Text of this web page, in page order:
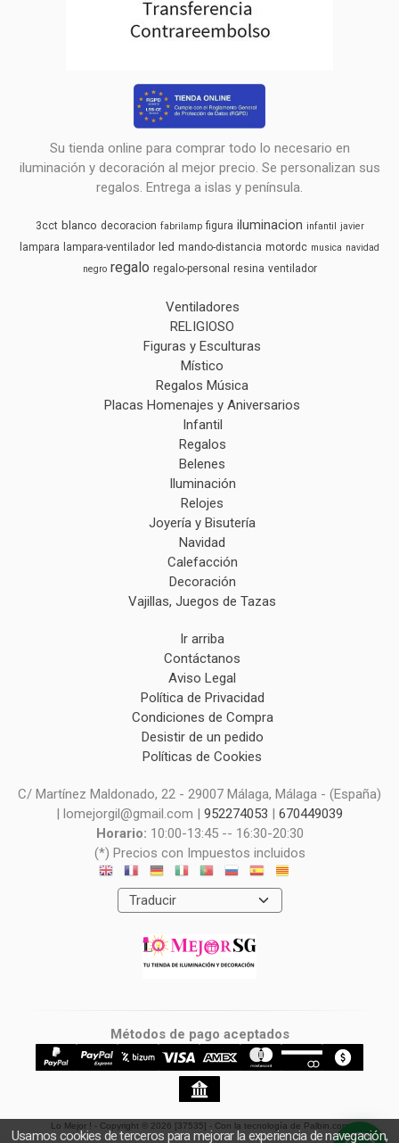
Su tienda online para comprar todo lo necesario en
iluminación y decoración al mejor precio. Se personalizan sus
regalos. Entrega a islas y península.
3cct blanco decoracion fabrilamp figura iluminacion infantil javier
lampara lampara-ventilador led mando-distancia motordc musica navidad
negro regalo regalo-personal resina ventilador
Ventiladores
RELIGIOSO
Figuras y Esculturas
Místico
Regalos Música
Placas Homenajes y Aniversarios
Infantil
Regalos
Belenes
Iluminación
Relojes
Joyería y Bisutería
Navidad
Calefacción
Decoración
Vajillas, Juegos de Tazas
Ir arriba
Contáctanos
Aviso Legal
Política de Privacidad
Condiciones de Compra
Desistir de un pedido
Políticas de Cookies
C/ Martínez Maldonado, 22 - 29007 Málaga, Málaga - (España)
| lomejorgil@gmail.com | 952274053 | 670449039
Horario: 10:00-13:45 -- 16:30-20:30
(*) Precios con Impuestos incluidos
Métodos de pago aceptados
Lo Mejor ! - Copyright © 2026 [37535] - Con la tecnología de Palbin.com
Usamos cookies de terceros para mejorar la experiencia de navegación,